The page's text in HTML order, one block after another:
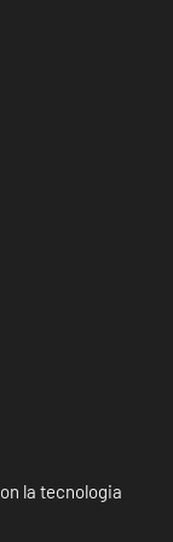
la tecnologia